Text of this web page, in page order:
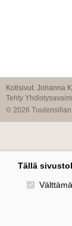
Kotisivut: Johanna
Tehty
© 2026
Tällä
Valitse